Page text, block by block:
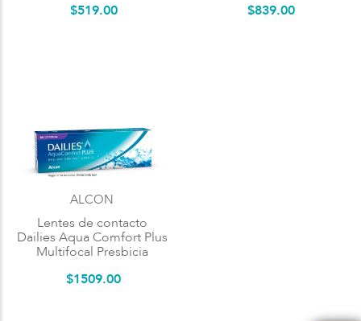
$519.00
$839.00
ALCON
Lentes de contacto
Dailies Aqua Comfort Plus
Multifocal Presbicia
$1509.00